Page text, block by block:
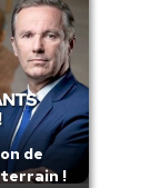
de
terrain !